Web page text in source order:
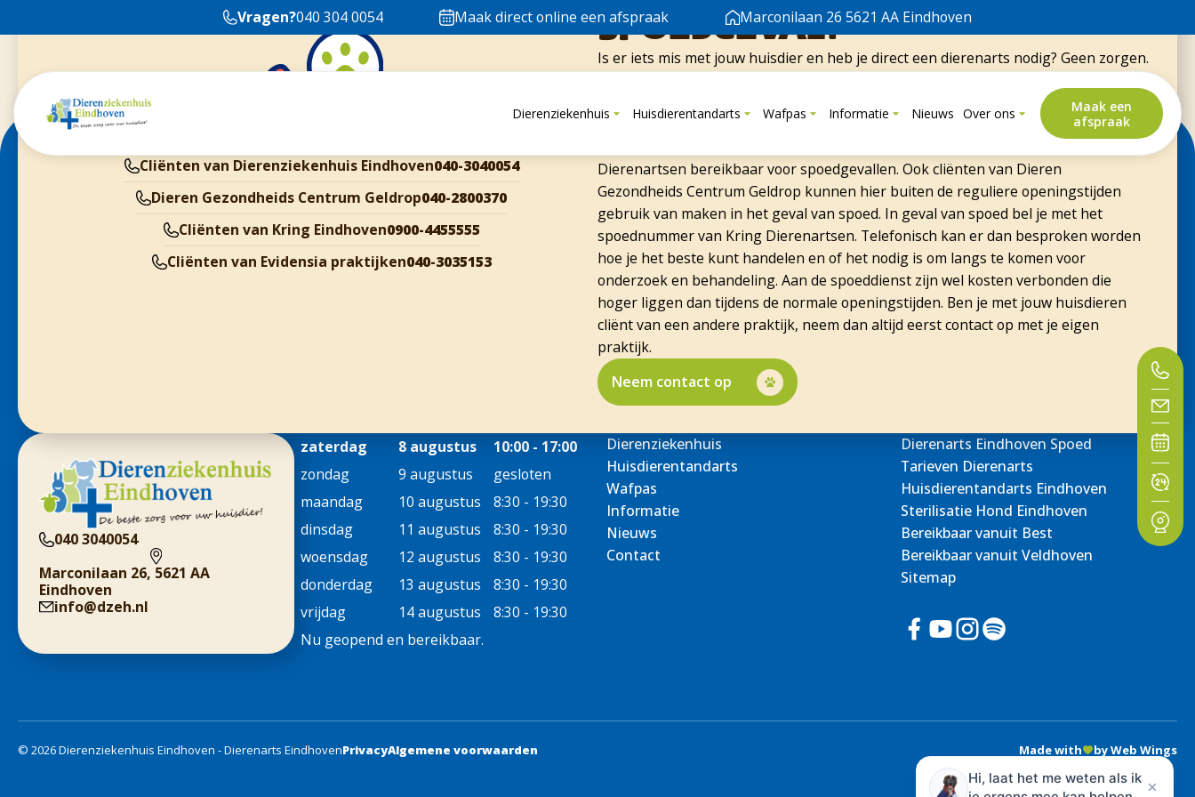
Vragen?040 304 0054 Maak direct online een afspraak Marconilaan 26 5621 AA Eindhoven
Dierenziekenhuis Huisdierentandarts Wafpas Informatie Nieuws Over ons
Maak een
afspraak
Elke keer hadden we een goede ervaring, het personeel is profesioneel en vrindelijk.
Cliënten van Dierenziekenhuis Eindhoven040-3040054
Dieren Gezondheids Centrum Geldrop040-2800370
Cliënten van Kring Eindhoven0900-4455555
Cliënten van Evidensia praktijken040-3035153
Spoedgeval?
Is er iets mis met jouw huisdier en heb je direct een dierenarts nodig? Geen zorgen.
openingstijden. Dierenziekenhuis Eindhoven werkt samen met de Kring
Dierenartsen Eindhoven e.o. waar je als cliënt van Dierenziekenhuis Eindhoven
Dierenartsen bereikbaar voor spoedgevallen. Ook cliënten van Dieren
Gezondheids Centrum Geldrop kunnen hier buiten de reguliere openingstijden
gebruik van maken in het geval van spoed. In geval van spoed bel je met het
spoednummer van Kring Dierenartsen. Telefonisch kan er dan besproken worden
hoe je het beste kunt handelen en of het nodig is om langs te komen voor
onderzoek en behandeling. Aan de spoeddienst zijn wel kosten verbonden die
hoger liggen dan tijdens de normale openingstijden. Ben je met jouw huisdieren
cliënt van een andere praktijk, neem dan altijd eerst contact op met je eigen
praktijk.
Neem contact op
040 3040054
Marconilaan 26, 5621 AA
Eindhoven
info@dzeh.nl
zaterdag 8 augustus
10:00 - 17:00
zondag
9 augustus
gesloten
maandag
10 augustus
8:30 - 19:30
dinsdag
11 augustus
8:30 - 19:30
woensdag
12 augustus
8:30 - 19:30
donderdag
13 augustus
8:30 - 19:30
vrijdag
14 augustus
8:30 - 19:30
Nu geopend en bereikbaar.
Dierenziekenhuis
Huisdierentandarts
Wafpas
Informatie
Nieuws
Contact
Dierenarts Eindhoven Spoed
Tarieven Dierenarts
Huisdierentandarts Eindhoven
Sterilisatie Hond Eindhoven
Bereikbaar vanuit Best
Bereikbaar vanuit Veldhoven
Sitemap
© 2026 Dierenziekenhuis Eindhoven - Dierenarts EindhovenPrivacyAlgemene voorwaarden Made with by Web Wings
Hi, laat het me weten als ik